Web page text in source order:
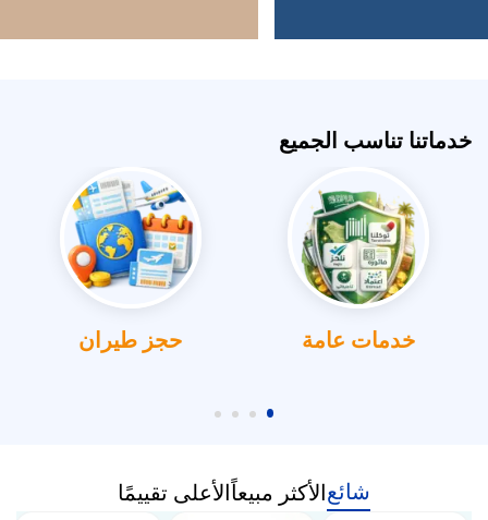
خدماتنا تناسب الجميع
خدمات عامة حجز طيران
شائعالأكثر مبيعاًالأعلى تقييمًا